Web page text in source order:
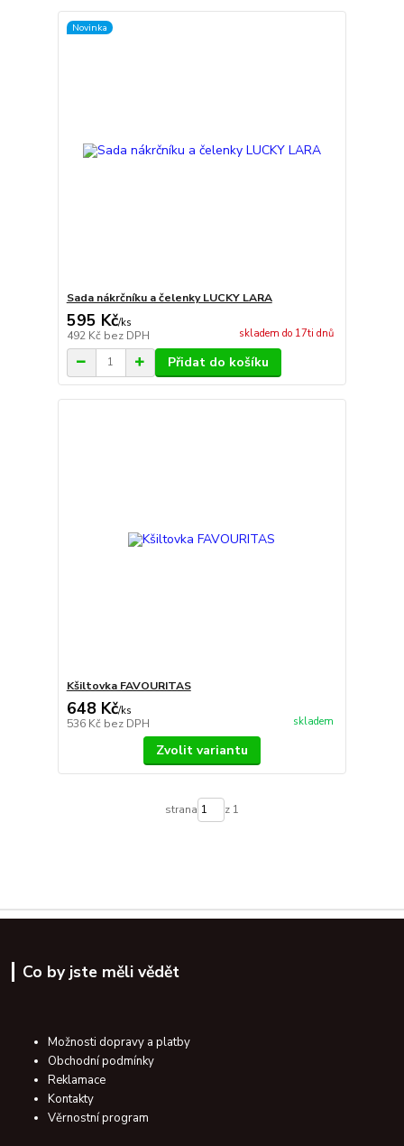
Novinka
Sada nákrčníku a čelenky LUCKY LARA
595 Kč/ks
492 Kč bez DPH skladem do 17ti dnů
Přidat do košíku
Kšiltovka FAVOURITAS
648 Kč/ks
536 Kč bez DPH skladem
Zvolit variantu
strana z 1
Co by jste měli vědět
Možnosti dopravy a platby
Obchodní podmínky
Reklamace
Kontakty
Věrnostní program